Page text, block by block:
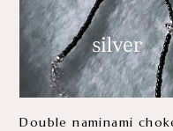
Double naminami